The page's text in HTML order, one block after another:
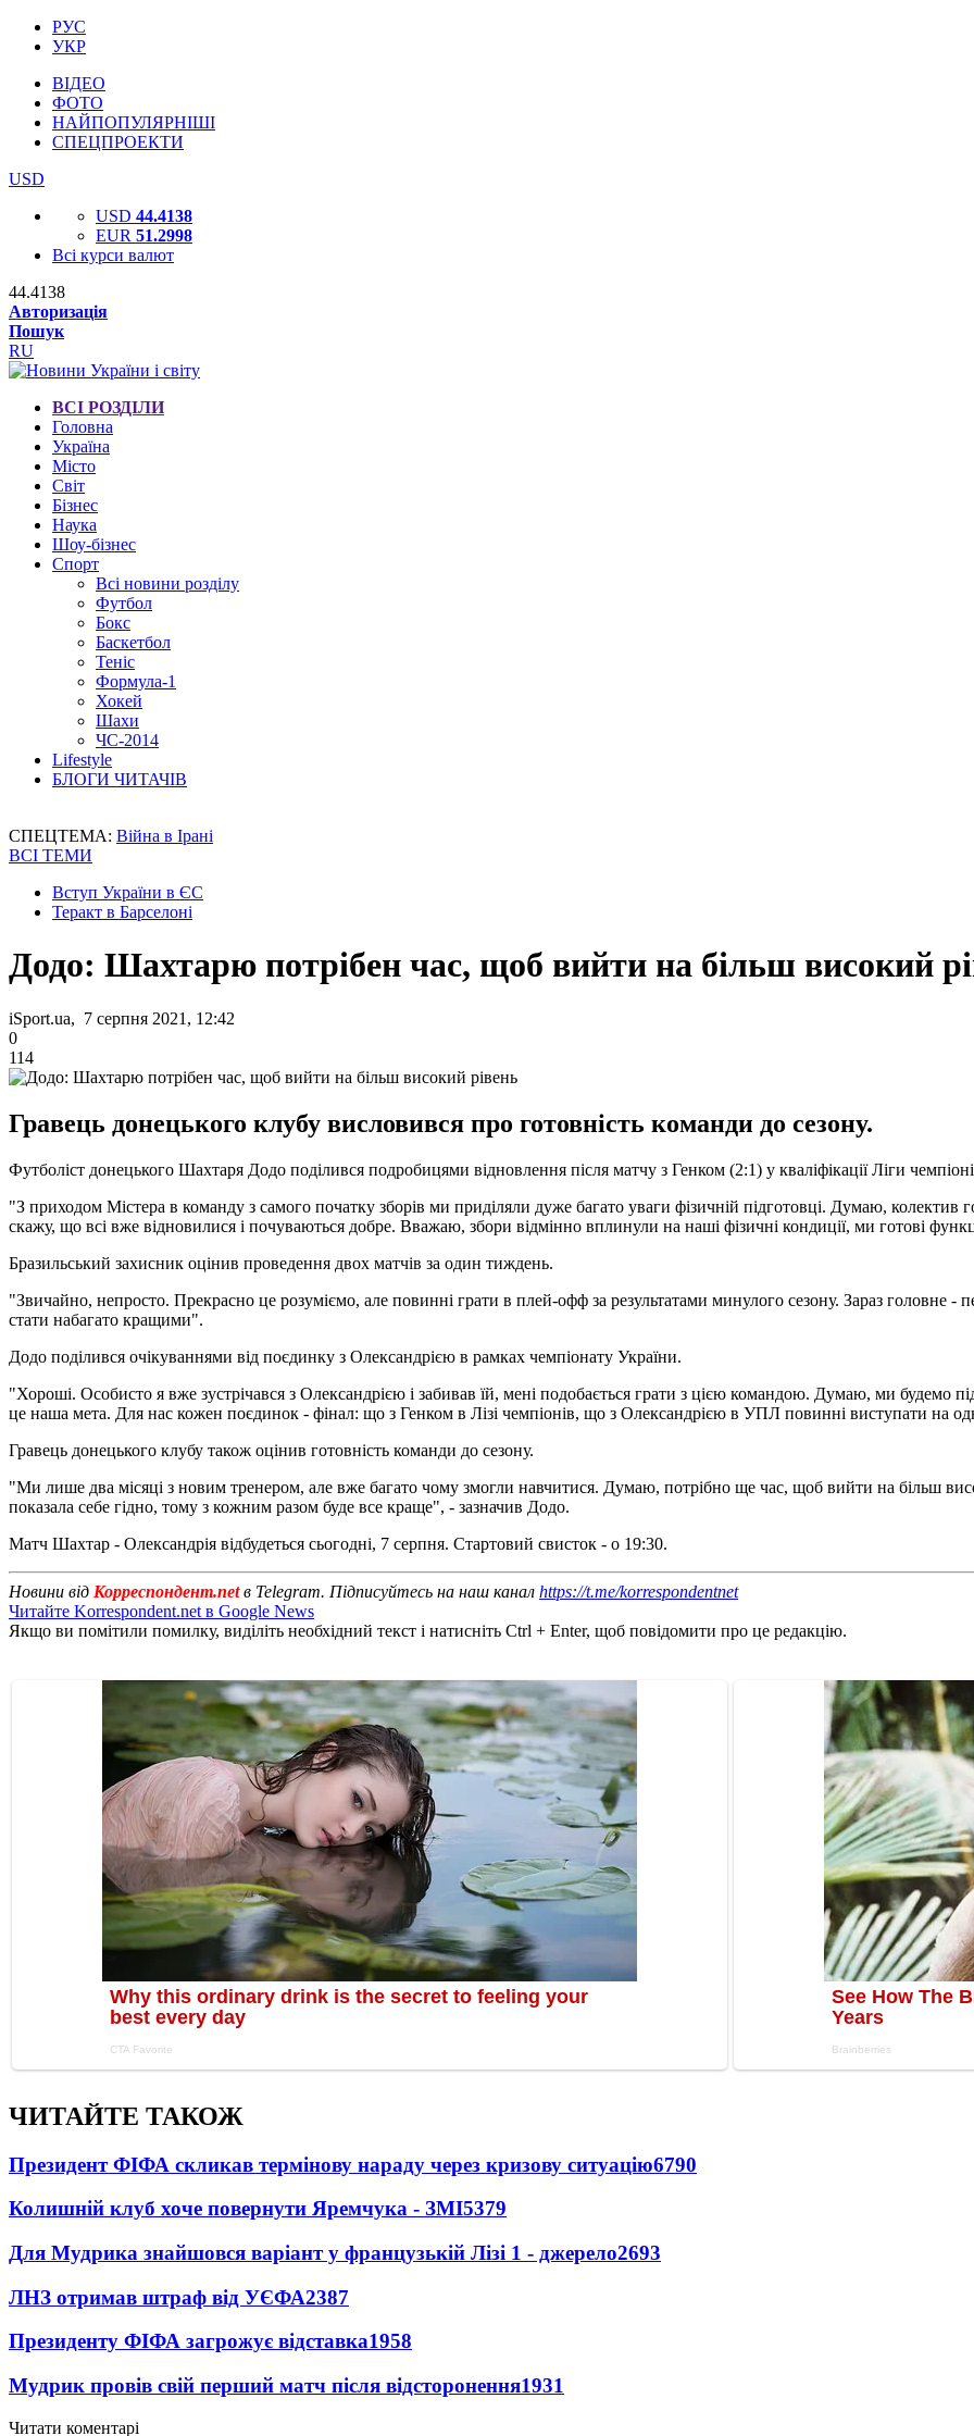
РУС
УКР
ВІДЕО
ФОТО
НАЙПОПУЛЯРНІШІ
СПЕЦПРОЕКТИ
USD
USD 44.4138
EUR 51.2998
Всі курси валют
44.4138
Авторизація
Пошук
RU
ВСІ РОЗДІЛИ
Головна
Україна
Місто
Світ
Бізнес
Наука
Шоу-бізнес
Спорт
Всі новини розділу
Футбол
Бокс
Баскетбол
Теніс
Формула-1
Хокей
Шахи
ЧС-2014
Lifestyle
БЛОГИ ЧИТАЧІВ
СПЕЦТЕМА: Війна в Ірані
ВСІ ТЕМИ
Вступ України в ЄС
Теракт в Барселоні
Додо: Шахтарю потрібен час, щоб вийти на більш високий
iSport.ua, 7 серпня 2021, 12:42
0
114
Гравець донецького клубу висловився про готовність команди до сезону.
Футболіст донецького Шахтаря Додо поділився подробицями відновлення після матчу з Генком (2:1) у кваліфікації Ліги
"З приходом Містера в команду з самого початку зборів ми приділяли дуже багато уваги фізичній підготовці. Думаю,
скажу, що всі вже відновилися і почуваються добре. Вважаю, збори відмінно вплинули на наші фізичні кондиції, ми готові
Бразильський захисник оцінив проведення двох матчів за один тиждень.
"Звичайно, непросто. Прекрасно це розуміємо, але повинні грати в плей-офф за результатами минулого сезону. Зараз головне -
стати набагато кращими".
Додо поділився очікуваннями від поєдинку з Олександрією в рамках чемпіонату України.
"Хороші. Особисто я вже зустрічався з Олександрією і забивав їй, мені подобається грати з цією командою. Думаю, ми будемо
це наша мета. Для нас кожен поєдинок - фінал: що з Генком в Лізі чемпіонів, що з Олександрією в УПЛ повинні виступати на
Гравець донецького клубу також оцінив готовність команди до сезону.
"Ми лише два місяці з новим тренером, але вже багато чому змогли навчитися. Думаю, потрібно ще час, щоб вийти на більш
показала себе гідно, тому з кожним разом буде все краще", - зазначив Додо.
Матч Шахтар - Олександрія відбудеться сьогодні, 7 серпня. Стартовий свисток - о 19:30.
Новини від Корреспондент.netв Telegram. Підписуйтесь на наш канал https://t.me/korrespondentnet
Читайте Korrespondent.net в Google News
Якщо ви помітили помилку, виділіть необхідний текст і натисніть Ctrl + Enter, щоб повідомити про це редакцію.
ЧИТАЙТЕ ТАКОЖ
Президент ФІФА скликав термінову нараду через кризову ситуацію6790
Колишній клуб хоче повернути Яремчука - ЗМІ5379
Для Мудрика знайшовся варіант у французькій Лізі 1 - джерело2693
ЛНЗ отримав штраф від УЄФА2387
Президенту ФІФА загрожує відставка1958
Мудрик провів свій перший матч після відсторонення1931
Читати коментарі